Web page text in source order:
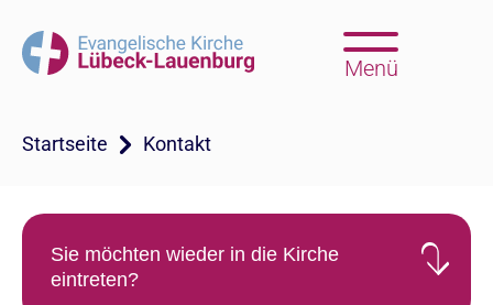
Menü
Startseite Kontakt
Sie möchten wieder in die Kirche
eintreten?